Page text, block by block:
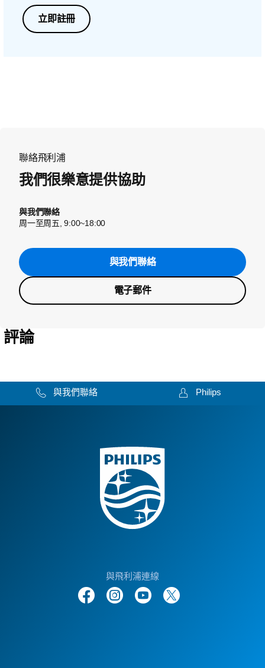
立即註冊
聯絡飛利浦
我們很樂意提供協助
與我們聯絡
周一至周五, 9:00~18:00
與我們聯絡
電子郵件
評論
與我們聯絡 Philips
與飛利浦連線